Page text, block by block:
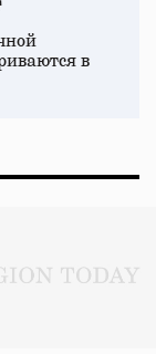
в